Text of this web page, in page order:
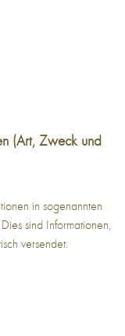
(Art, Zweck und
in sogenannten
sind Informationen,
versendet.